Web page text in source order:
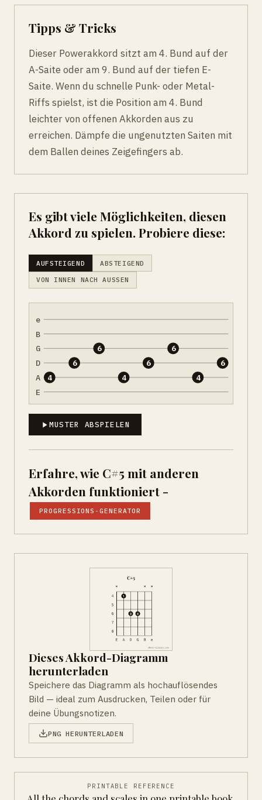
Tipps & Tricks
Dieser Powerakkord sitzt am 4. Bund auf der
A-Saite oder am 9. Bund auf der tiefen E-
Saite. Wenn du schnelle Punk- oder Metal-
Riffs spielst, ist die Position am 4. Bund
leichter von offenen Akkorden aus zu
erreichen. Dämpfe die ungenutzten Saiten mit
dem Ballen deines Zeigefingers ab.
Es gibt viele Möglichkeiten, diesen
Akkord zu spielen. Probiere diese:
AUFSTEIGEND ABSTEIGEND
VON INNEN NACH AUSSEN
e
B
G
D
A
E
4
6
6
4
6
6
4
6
MUSTER ABSPIELEN
Erfahre, wie C#5 mit anderen
Akkorden funktioniert -
PROGRESSIONS-GENERATOR
Dieses Akkord-Diagramm
herunterladen
Speichere das Diagramm als hochauflösendes
Bild — ideal zum Ausdrucken, Teilen oder für
deine Übungsnotizen.
PNG HERUNTERLADEN
PRINTABLE REFERENCE